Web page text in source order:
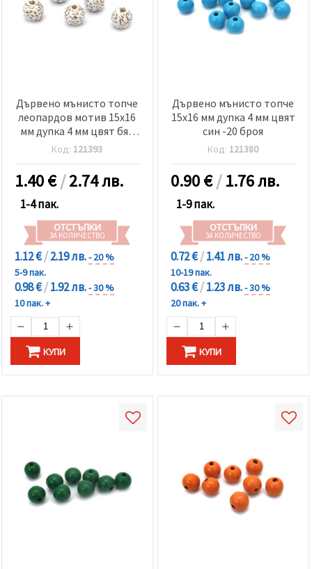
Дървено мънисто топче
леопардов мотив 15x16
мм дупка 4 мм цвят бял
със златен кант -10 броя
Код: 121393
1.40€/2.74 лв.
1-4 пак.
ОТСТЪПКИ
ЗА КОЛИЧЕСТВО
1.12 €/2.19 лв.- 20 %
5-9 пак.
0.98 €/1.92 лв.- 30 %
10 пак. +
КУПИ
Дървено мънисто топче
15x16 мм дупка 4 мм цвят
син -20 броя
Код: 121380
0.90€/1.76 лв.
1-9 пак.
ОТСТЪПКИ
ЗА КОЛИЧЕСТВО
0.72 €/1.41 лв.- 20 %
10-19 пак.
0.63 €/1.23 лв.- 30 %
20 пак. +
КУПИ